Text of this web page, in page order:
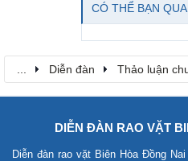
CÓ THỂ BẠN
Diễn đàn Thảo luận
DIỄN ĐÀN RAO VẶT
Diễn đàn rao vặt Biên Hòa Đồng Nai